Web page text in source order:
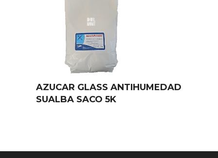
AZUCAR GLASS ANTIHUMEDAD
SUALBA SACO 5K